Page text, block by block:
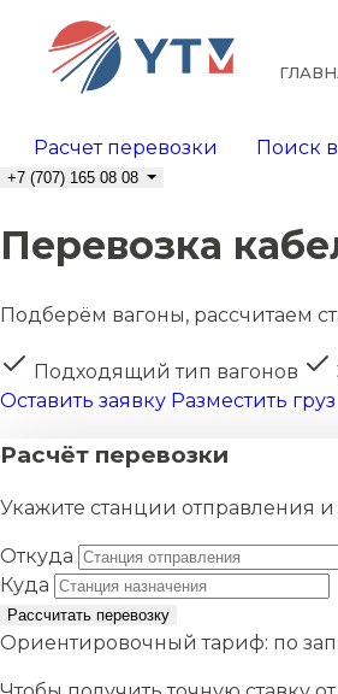
Расчет перевозки Поиск
+7 (707) 165 08 08
Перевозка
Подберём вагоны, рассчитаем
Подходящий тип вагонов
Оставить заявку Разместить груз
Расчёт перевозки
Укажите станции отправления
Откуда
Куда
Рассчитать перевозку
Ориентировочный тариф: по